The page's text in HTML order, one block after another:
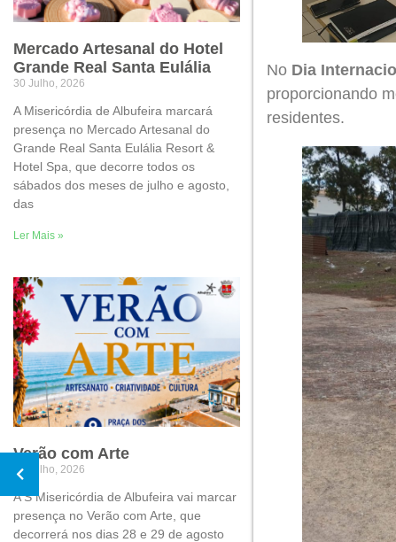
Mercado Artesanal do Hotel
Grande Real Santa Eulália
30 Julho, 2026
A Misericórdia de Albufeira marcará
presença no Mercado Artesanal do
Grande Real Santa Eulália Resort &
Hotel Spa, que decorre todos os
sábados dos meses de julho e agosto,
das
Ler Mais »
Verão com Arte
30 Julho, 2026
A S Misericórdia de Albufeira vai marcar
presença no Verão com Arte, que
decorrerá nos dias 28 e 29 de agosto
No Dia
proporcionando
residentes.